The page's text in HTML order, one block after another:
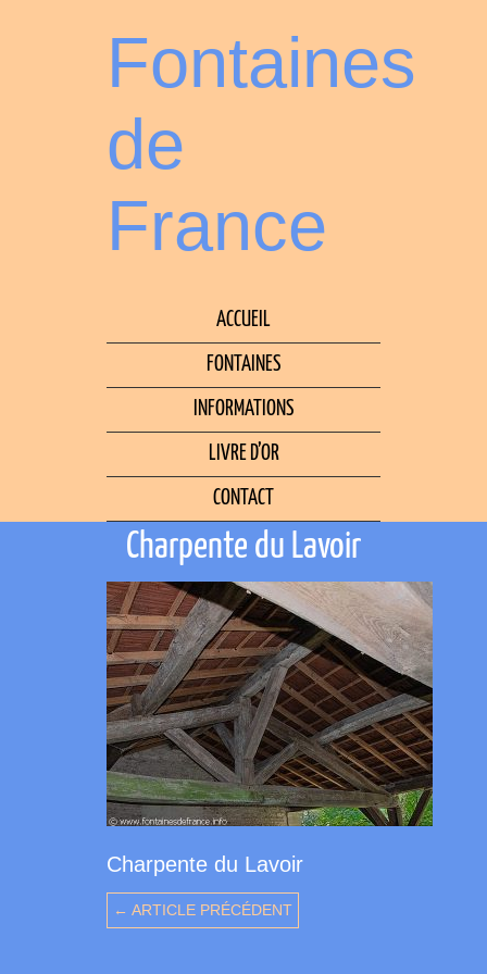
Fontaines
de
France
ACCUEIL
FONTAINES
INFORMATIONS
LIVRE D’OR
CONTACT
Charpente du Lavoir
Charpente du Lavoir
← ARTICLE PRÉCÉDENT